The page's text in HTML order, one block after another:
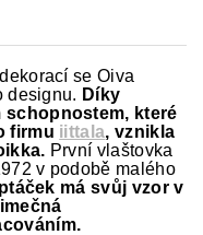
se Oiva
designu. Díky
které
firmu iittala, vznikla
První vlaštovka
v podobě malého
má svůj vzor v